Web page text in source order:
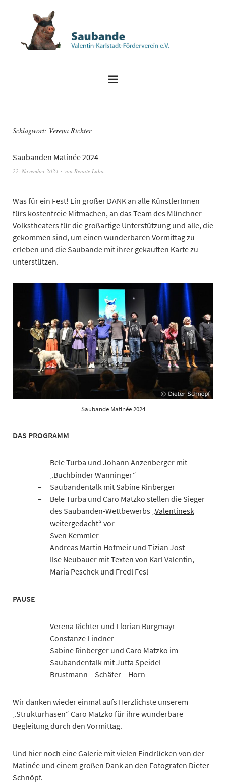
Schlagwort: Verena Richter
Saubanden Matinée 2024
22. November 2024 von Renate Luba
Was für ein Fest! Ein großer DANK an alle KünstlerInnen
fürs kostenfreie Mitmachen, an das Team des Münchner
Volkstheaters für die großartige Unterstützung und alle, die
gekommen sind, um einen wunderbaren Vormittag zu
erleben und die Saubande mit ihrer gekauften Karte zu
unterstützen.
Saubande Matinée 2024
DAS PROGRAMM
Bele Turba und Johann Anzenberger mit
„Buchbinder Wanninger“
Saubandentalk mit Sabine Rinberger
Bele Turba und Caro Matzko stellen die Sieger
des Saubanden-Wettbewerbs „Valentinesk
weitergedacht“ vor
Sven Kemmler
Andreas Martin Hofmeir und Tizian Jost
Ilse Neubauer mit Texten von Karl Valentin,
Maria Peschek und Fredl Fesl
PAUSE
Verena Richter und Florian Burgmayr
Constanze Lindner
Sabine Rinberger und Caro Matzko im
Saubandentalk mit Jutta Speidel
Brustmann – Schäfer – Horn
Wir danken wieder einmal aufs Herzlichste unserem
„Strukturhasen“ Caro Matzko für ihre wunderbare
Begleitung durch den Vormittag.
Und hier noch eine Galerie mit vielen Eindrücken von der
Matinée und einem großen Dank an den Fotografen Dieter
Schnöpf.